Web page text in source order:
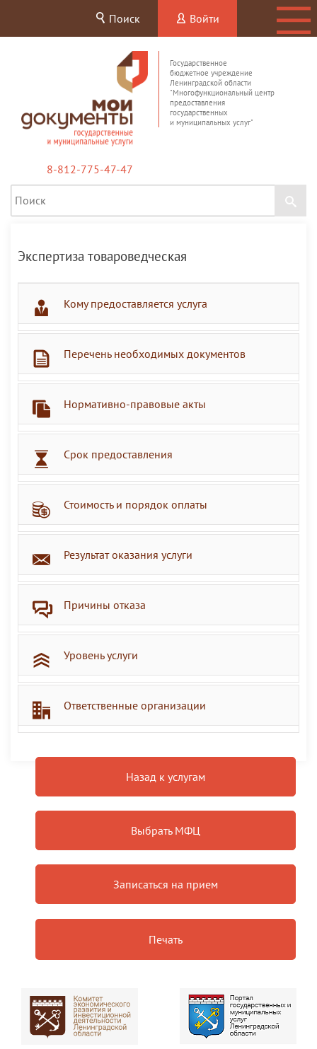
Поиск Войти
Государственное
бюджетное учреждение
Ленинградской области
"Многофункциональный центр
предоставления
государственных
и муниципальных услуг"
8-812-775-47-47
Экспертиза товароведческая
Кому предоставляется услуга
Перечень необходимых документов
Нормативно-правовые акты
Срок предоставления
Стоимость и порядок оплаты
Результат оказания услуги
Причины отказа
Уровень услуги
Ответственные организации
Назад к услугам
Выбрать МФЦ
Записаться на прием
Печать